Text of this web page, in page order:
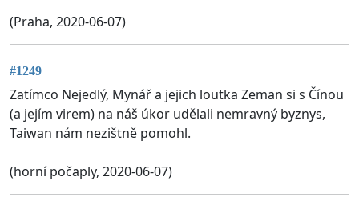
(Praha, 2020-06-07)
#1249
Zatímco Nejedlý, Mynář a jejich loutka Zeman si s Čínou
(a jejím virem) na náš úkor udělali nemravný byznys,
Taiwan nám nezištně pomohl.
(horní počaply, 2020-06-07)